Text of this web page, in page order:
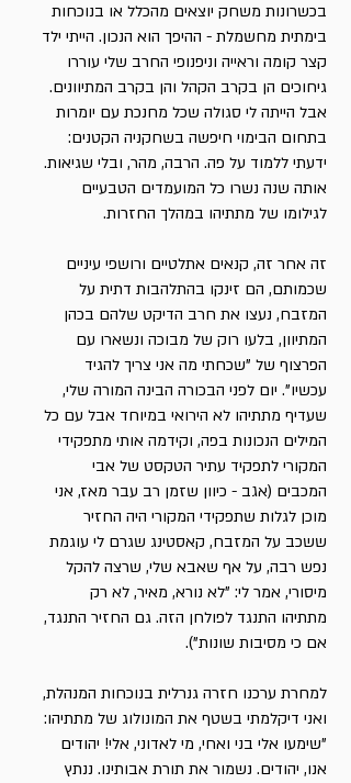
בכשרונות משחק יוצאים מהכלל או בנוכחות
בימתית מחשמלת - ההיפך הוא הנכון. הייתי ילד
קצר קומה וראייה וניפנופי החרב שלי עוררו
גיחוכים הן בקרב הקהל והן בקרב המתיוונים.
אבל הייתה לי סגולה שכל מחנכת עם יומרות
בתחום הבימוי חיפשה בשחקניה הקטנים:
ידעתי ללמוד על פה. הרבה, מהר, ובלי שגיאות.
אותה שנה נשרו כל המועמדים הטבעיים
לגילומו של מתתיהו במהלך החזרות.
זה אחר זה, קנאים אתלטיים ורושפי עיניים
שכמותם, הם זינקו בהתלהבות דתית על
המזבח, נעצו את חרב הדיקט שלהם בכהן
המתיוון, בלעו רוק של מבוכה ונשארו עם
הפרצוף של "שכחתי מה אני צריך להגיד
עכשיו". יום לפני הבכורה הבינה המורה שלי,
שעדיף מתתיהו לא הירואי במיוחד אבל עם כל
המילים הנכונות בפה, וקידמה אותי מתפקידי
המקורי לתפקיד עתיר הטקסט של אבי
המכבים (אגב - כיוון שזמן רב עבר מאז, אני
מוכן לגלות שתפקידי המקורי היה החזיר
ששכב על המזבח, קאסטינג שגרם לי עוגמת
נפש רבה, על אף שאבא שלי, שרצה להקל
מיסורי, אמר לי: "לא נורא, מאיר, לא רק
מתתיהו התנגד לפולחן הזה. גם החזיר התנגד,
אם כי מסיבות שונות").
למחרת ערכנו חזרה גנרלית בנוכחות המנהלת,
ואני דיקלמתי בשטף את המונולוג של מתתיהו:
"שימעו אלי בני ואחי, מי לאדוני, אלי! יהודים
אנו, יהודים. נשמור את תורת אבותינו. ננתץ